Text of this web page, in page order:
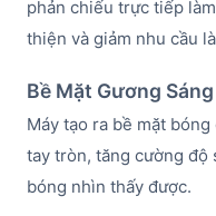
phản chiếu trực tiếp
thiện và giảm nhu cầu
Bề Mặt Gương
Máy tạo ra bề mặt
tay tròn, tăng cường độ
bóng nhìn thấy được.